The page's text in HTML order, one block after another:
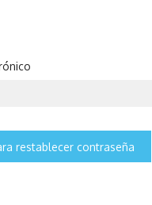
restablecer contraseña